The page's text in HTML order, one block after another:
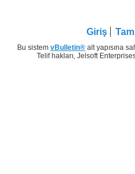
Giriş
Bu sistem vBulletin® alt yapısına
Telif hakları, Jelsoft